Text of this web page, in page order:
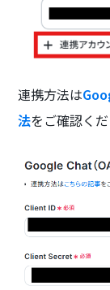
連携方法は
法をご確認くだ